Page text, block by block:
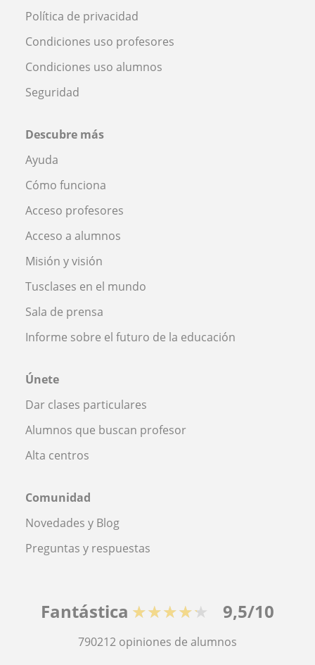
Política de privacidad
Condiciones uso profesores
Condiciones uso alumnos
Seguridad
Descubre más
Ayuda
Cómo funciona
Acceso profesores
Acceso a alumnos
Misión y visión
Tusclases en el mundo
Sala de prensa
Informe sobre el futuro de la educación
Únete
Dar clases particulares
Alumnos que buscan profesor
Alta centros
Comunidad
Novedades y Blog
Preguntas y respuestas
Fantástica ★★★★★ 9,5/10
790212 opiniones de alumnos